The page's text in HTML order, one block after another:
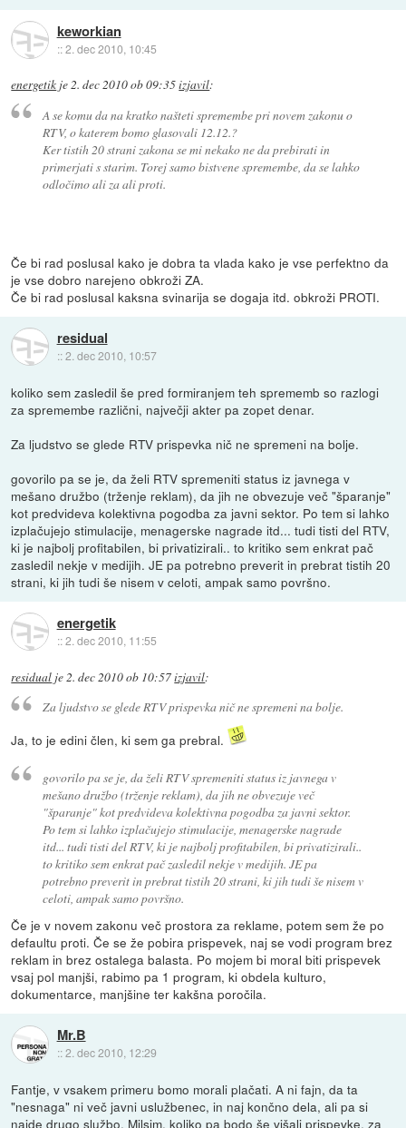
keworkian
::2. dec 2010, 10:45
energetik je2. dec 2010 ob 09:35izjavil:
A se komu da na kratko našteti spremembe pri novem zakonu o
RTV, o katerem bomo glasovali 12.12.?
Ker tistih 20 strani zakona se mi nekako ne da prebirati in
primerjati s starim. Torej samo bistvene spremembe, da se lahko
odločimo ali za ali proti.
Če bi rad poslusal kako je dobra ta vlada kako je vse perfektno da
je vse dobro narejeno obkroži ZA.
Če bi rad poslusal kaksna svinarija se dogaja itd. obkroži PROTI.
residual
::2. dec 2010, 10:57
koliko sem zasledil še pred formiranjem teh sprememb so razlogi
za spremembe različni, največji akter pa zopet denar.
Za ljudstvo se glede RTV prispevka nič ne spremeni na bolje.
govorilo pa se je, da želi RTV spremeniti status iz javnega v
mešano družbo (trženje reklam), da jih ne obvezuje več "šparanje"
kot predvideva kolektivna pogodba za javni sektor. Po tem si lahko
izplačujejo stimulacije, menagerske nagrade itd... tudi tisti del RTV,
ki je najbolj profitabilen, bi privatizirali.. to kritiko sem enkrat pač
zasledil nekje v medijih. JE pa potrebno preverit in prebrat tistih 20
strani, ki jih tudi še nisem v celoti, ampak samo površno.
energetik
::2. dec 2010, 11:55
residual je2. dec 2010 ob 10:57izjavil:
Za ljudstvo se glede RTV prispevka nič ne spremeni na bolje.
Ja, to je edini člen, ki sem ga prebral.
govorilo pa se je, da želi RTV spremeniti status iz javnega v
mešano družbo (trženje reklam), da jih ne obvezuje več
"šparanje" kot predvideva kolektivna pogodba za javni sektor.
Po tem si lahko izplačujejo stimulacije, menagerske nagrade
itd... tudi tisti del RTV, ki je najbolj profitabilen, bi privatizirali..
to kritiko sem enkrat pač zasledil nekje v medijih. JE pa
potrebno preverit in prebrat tistih 20 strani, ki jih tudi še nisem v
celoti, ampak samo površno.
Če je v novem zakonu več prostora za reklame, potem sem že po
defaultu proti. Če se že pobira prispevek, naj se vodi program brez
reklam in brez ostalega balasta. Po mojem bi moral biti prispevek
vsaj pol manjši, rabimo pa 1 program, ki obdela kulturo,
dokumentarce, manjšine ter kakšna poročila.
Mr.B
::2. dec 2010, 12:29
Fantje, v vsakem primeru bomo morali plačati. A ni fajn, da ta
"nesnaga" ni več javni uslužbenec, in naj končno dela, ali pa si
najde drugo službo. Milsim, koliko pa bodo še višali prispevke, za